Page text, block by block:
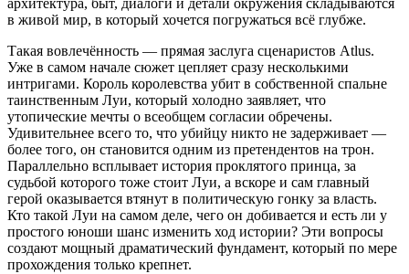
архитектура, быт, диалоги и детали окружения складываются
в живой мир, в который хочется погружаться всё глубже.
Такая вовлечённость — прямая заслуга сценаристов Atlus.
Уже в самом начале сюжет цепляет сразу несколькими
интригами. Король королевства убит в собственной спальне
таинственным Луи, который холодно заявляет, что
утопические мечты о всеобщем согласии обречены.
Удивительнее всего то, что убийцу никто не задерживает —
более того, он становится одним из претендентов на трон.
Параллельно всплывает история проклятого принца, за
судьбой которого тоже стоит Луи, а вскоре и сам главный
герой оказывается втянут в политическую гонку за власть.
Кто такой Луи на самом деле, чего он добивается и есть ли у
простого юноши шанс изменить ход истории? Эти вопросы
создают мощный драматический фундамент, который по мере
прохождения только крепнет.